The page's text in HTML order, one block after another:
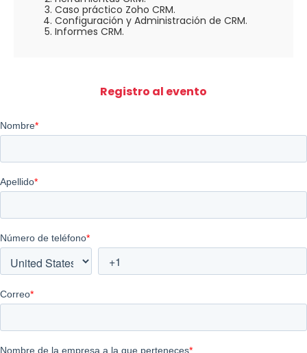
Caso práctico Zoho CRM.
Configuración y Administración de CRM.
Informes CRM.
Registro al evento